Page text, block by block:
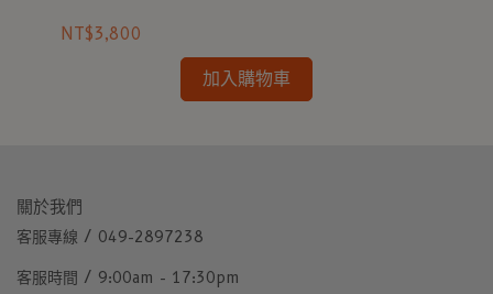
NT$3,800
加入購物車
關於我們
客服專線 / 049-2897238
客服時間 / 9:00am - 17:30pm